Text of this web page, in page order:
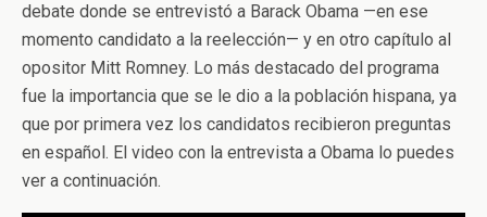
debate donde se entrevistó a Barack Obama —en ese
momento candidato a la reelección— y en otro capítulo al
opositor Mitt Romney. Lo más destacado del programa
fue la importancia que se le dio a la población hispana, ya
que por primera vez los candidatos recibieron preguntas
en español. El video con la entrevista a Obama lo puedes
ver a continuación.